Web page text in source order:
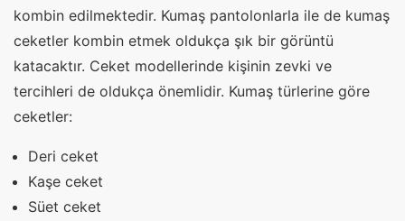
kombin edilmektedir. Kumaş pantolonlarla ile de kumaş
ceketler kombin etmek oldukça şık bir görüntü
katacaktır. Ceket modellerinde kişinin zevki ve
tercihleri de oldukça önemlidir. Kumaş türlerine göre
ceketler:
Deri ceket
Kaşe ceket
Süet ceket